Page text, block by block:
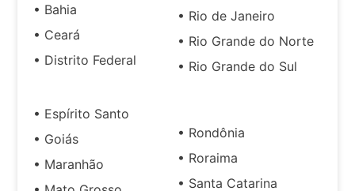
• Bahia
• Ceará
• Distrito Federal
• Espírito Santo
• Goiás
• Maranhão
• Rio de Janeiro
• Rio Grande do Norte
• Rio Grande do Sul
• Rondônia
• Roraima
• Santa Catarina